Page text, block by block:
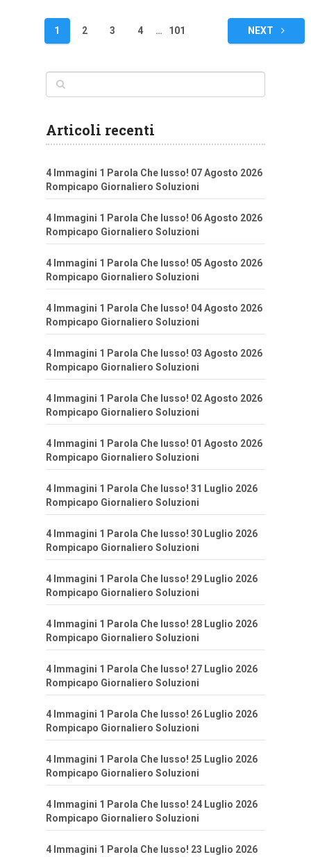
Navigazione
articoli
1 2 3 4 … 101 NEXT
Articoli recenti
4 Immagini 1 Parola Che lusso! 07 Agosto 2026
Rompicapo Giornaliero Soluzioni
4 Immagini 1 Parola Che lusso! 06 Agosto 2026
Rompicapo Giornaliero Soluzioni
4 Immagini 1 Parola Che lusso! 05 Agosto 2026
Rompicapo Giornaliero Soluzioni
4 Immagini 1 Parola Che lusso! 04 Agosto 2026
Rompicapo Giornaliero Soluzioni
4 Immagini 1 Parola Che lusso! 03 Agosto 2026
Rompicapo Giornaliero Soluzioni
4 Immagini 1 Parola Che lusso! 02 Agosto 2026
Rompicapo Giornaliero Soluzioni
4 Immagini 1 Parola Che lusso! 01 Agosto 2026
Rompicapo Giornaliero Soluzioni
4 Immagini 1 Parola Che lusso! 31 Luglio 2026
Rompicapo Giornaliero Soluzioni
4 Immagini 1 Parola Che lusso! 30 Luglio 2026
Rompicapo Giornaliero Soluzioni
4 Immagini 1 Parola Che lusso! 29 Luglio 2026
Rompicapo Giornaliero Soluzioni
4 Immagini 1 Parola Che lusso! 28 Luglio 2026
Rompicapo Giornaliero Soluzioni
4 Immagini 1 Parola Che lusso! 27 Luglio 2026
Rompicapo Giornaliero Soluzioni
4 Immagini 1 Parola Che lusso! 26 Luglio 2026
Rompicapo Giornaliero Soluzioni
4 Immagini 1 Parola Che lusso! 25 Luglio 2026
Rompicapo Giornaliero Soluzioni
4 Immagini 1 Parola Che lusso! 24 Luglio 2026
Rompicapo Giornaliero Soluzioni
4 Immagini 1 Parola Che lusso! 23 Luglio 2026